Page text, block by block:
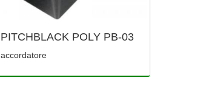
PITCHBLACK POLY PB-03
accordatore